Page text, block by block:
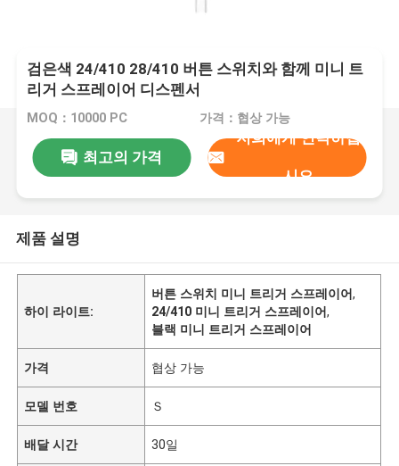
검은색 24/410 28/410 버튼 스위치와 함께 미니 트
리거 스프레이어 디스펜서
MOQ：10000 PC 가격：협상 가능
최고의 가격
저희에게 연락하십
시오
제품 설명
하이 라이트:
버튼 스위치 미니 트리거 스프레이어,
24/410 미니 트리거 스프레이어,
블랙 미니 트리거 스프레이어
가격 협상 가능
모델 번호 Ｓ
배달 시간 30일